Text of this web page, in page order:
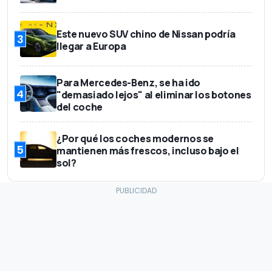
3
Este nuevo SUV chino de Nissan podría
llegar a Europa
4
Para Mercedes-Benz, se ha ido
"demasiado lejos" al eliminar los botones
del coche
5
¿Por qué los coches modernos se
mantienen más frescos, incluso bajo el
sol?